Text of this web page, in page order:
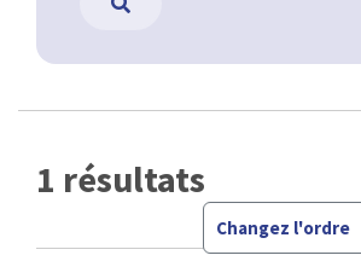
1 résultats
Changez l'ordre